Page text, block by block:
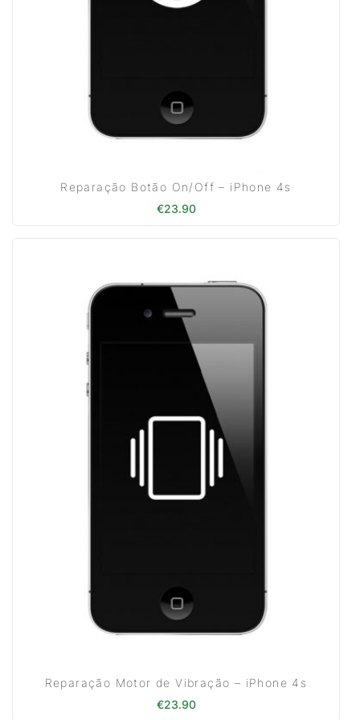
Reparação Botão On/Off – iPhone 4s
€23.90
Reparação Motor de Vibração – iPhone 4s
€23.90